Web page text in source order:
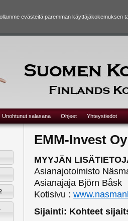
evästeitä paremman
Unohtunut salasana Ohjeet Yhteystiedot
EMM-Invest Oy
MYYJÄN
Asianajotoimisto
Asianajaja Björn Båsk
Kotisivu :
Sijainti: Kohteet